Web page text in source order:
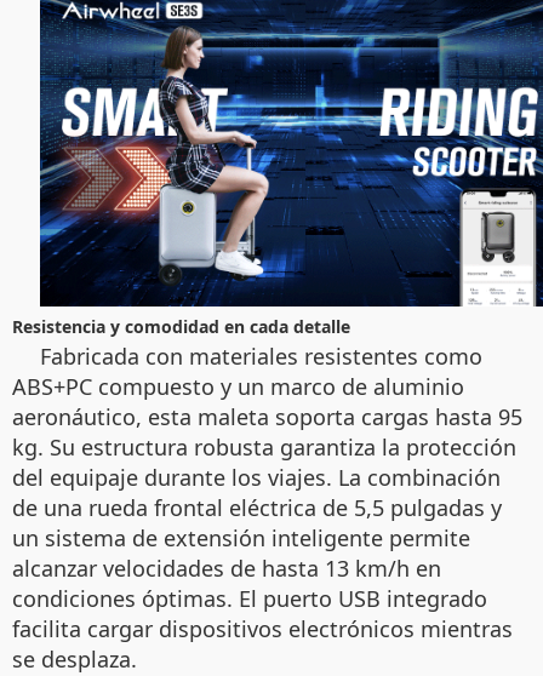
Resistencia y comodidad en cada detalle
Fabricada con materiales resistentes como
ABS+PC compuesto y un marco de aluminio
aeronáutico, esta maleta soporta cargas hasta 95
kg. Su estructura robusta garantiza la protección
del equipaje durante los viajes. La combinación
de una rueda frontal eléctrica de 5,5 pulgadas y
un sistema de extensión inteligente permite
alcanzar velocidades de hasta 13 km/h en
condiciones óptimas. El puerto USB integrado
facilita cargar dispositivos electrónicos mientras
se desplaza.